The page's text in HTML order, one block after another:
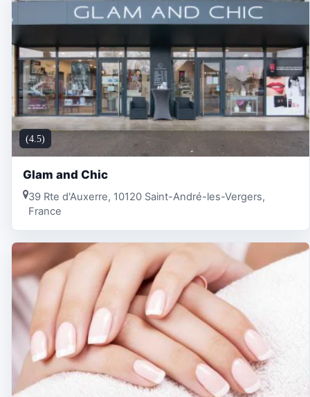
(4.5)
Glam and Chic
39 Rte d'Auxerre, 10120 Saint-André-les-Vergers,
France